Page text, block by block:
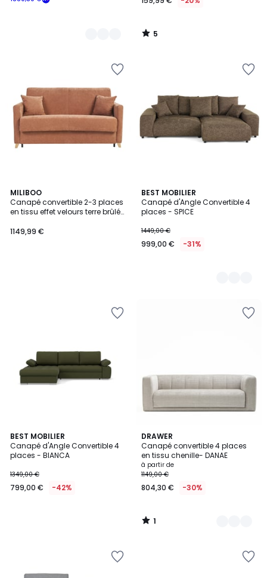
5
/
MILIBOO
Canapé convertible 2-3 places
en tissu effet velours terre brûlée
cm SKANDY
1149,99 €
BEST MOBILIER
Canapé d'Angle Convertible 4
places - SPICE
1449,00 €
999,00 € -31%
6
Couleurs
BEST MOBILIER
Canapé d'Angle Convertible 4
places - BIANCA
1349,00 €
799,00 € -42%
DRAWER
Canapé convertible 4 places
en tissu chenille- DANAE
à partir de
1149,00 €
804,30 € -30%
1
/
5
2
Couleurs
1
/